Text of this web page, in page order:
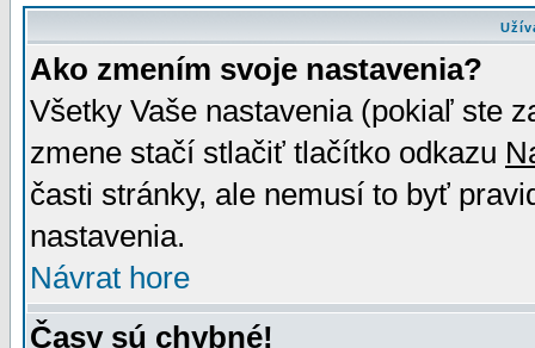
Ako zmením svoje nastavenia?
Všetky Vaše nastavenia (pokiaľ ste
zmene stačí stlačiť tlačítko odkazu
časti stránky, ale nemusí to byť
nastavenia.
Návrat hore
Časy sú chybné!